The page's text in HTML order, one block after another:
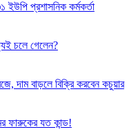
ইউপি প্রশাসনিক কর্মকর্তা
চলে গেলেন?
দাম বাড়লে বিক্রি করবেন কচুয়ার
ফারুকের যত কান্ড!